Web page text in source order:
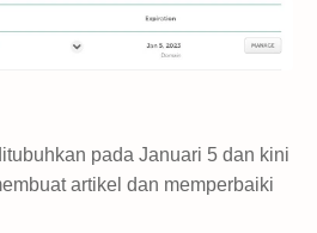
pada Januari 5 dan kini
artikel dan memperbaiki